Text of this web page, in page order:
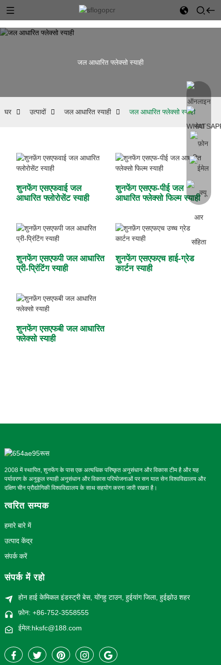
जल आधारित फ्लेक्सो स्याही
घर उत्पादों जल आधारित स्याही जल आधारित फ्लेक्सो स्याही
शुनफेंग एसएफवाई जल
आधारित फ्लोरोसेंट स्याही
शुनफेंग एसएफ-पीई जल
आधारित फ्लेक्सो फिल्म स्याही
शुनफेंग एसएफपी जल आधारित
प्री-प्रिंटिंग स्याही
शुनफेंग एसएफएच हाई-ग्रेड
कार्टन स्याही
शुनफेंग एसएफबी जल आधारित
फ्लेक्सो स्याही
2008 में स्थापित, शुनफेंग के पास एक अत्यधिक परिष्कृत अनुसंधान और विकास टीम है और यह
पर्यावरण के अनुकूल स्याही अनुसंधान और विकास परियोजनाओं पर सन यात सेन विश्वविद्यालय और
दक्षिण चीन प्रौद्योगिकी विश्वविद्यालय के साथ सहयोग करना जारी रखता है।
त्वरित सम्पक
हमारे बारे में
उत्पाद केंद्र
संपर्क करें
संपर्क में रहो
होन हाई केमिकल इंडस्ट्री बेस, योंगहु टाउन, हुईयांग जिला, हुईझोउ शहर
फ़ोन: +86-752-3558555
ईमेल:hksfc@188.com